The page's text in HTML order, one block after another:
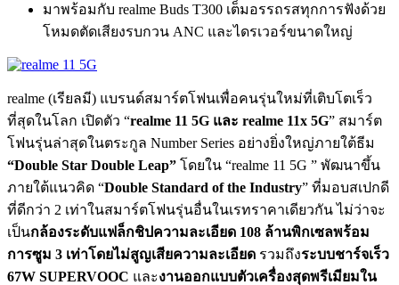
มาพร้อมกับ realme Buds T300 เต็มอรรถรสทุกการฟังด้วย
โหมดตัดเสียงรบกวน ANC และไดรเวอร์ขนาดใหญ่
realme (เรียลมี) แบรนด์สมาร์ตโฟนเพื่อคนรุ่นใหม่ที่เติบโตเร็ว
ที่สุดในโลก เปิดตัว “realme 11 5G และ realme 11x 5G” สมาร์ต
โฟนรุ่นล่าสุดในตระกูล Number Series อย่างยิ่งใหญ่ภายใต้ธีม
“Double Star Double Leap” โดยใน “realme 11 5G ” พัฒนาขึ้น
ภายใต้แนวคิด “Double Standard of the Industry” ที่มอบสเปกดี
ที่ดีกว่า 2 เท่าในสมาร์ตโฟนรุ่นอื่นในเรทราคาเดียวกัน ไม่ว่าจะ
เป็นกล้องระดับแฟล็กชิปความละเอียด 108 ล้านพิกเซลพร้อม
การซูม 3 เท่าโดยไม่สูญเสียความละเอียด รวมถึงระบบชาร์จเร็ว
67W SUPERVOOC และงานออกแบบตัวเครื่องสุดพรีเมียมใน